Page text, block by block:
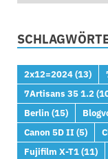
2x12=2024(13)
7Artisans 35 1.2
Berlin (15)
Canon 5D II (5)
Fujifilm X-T1(11)